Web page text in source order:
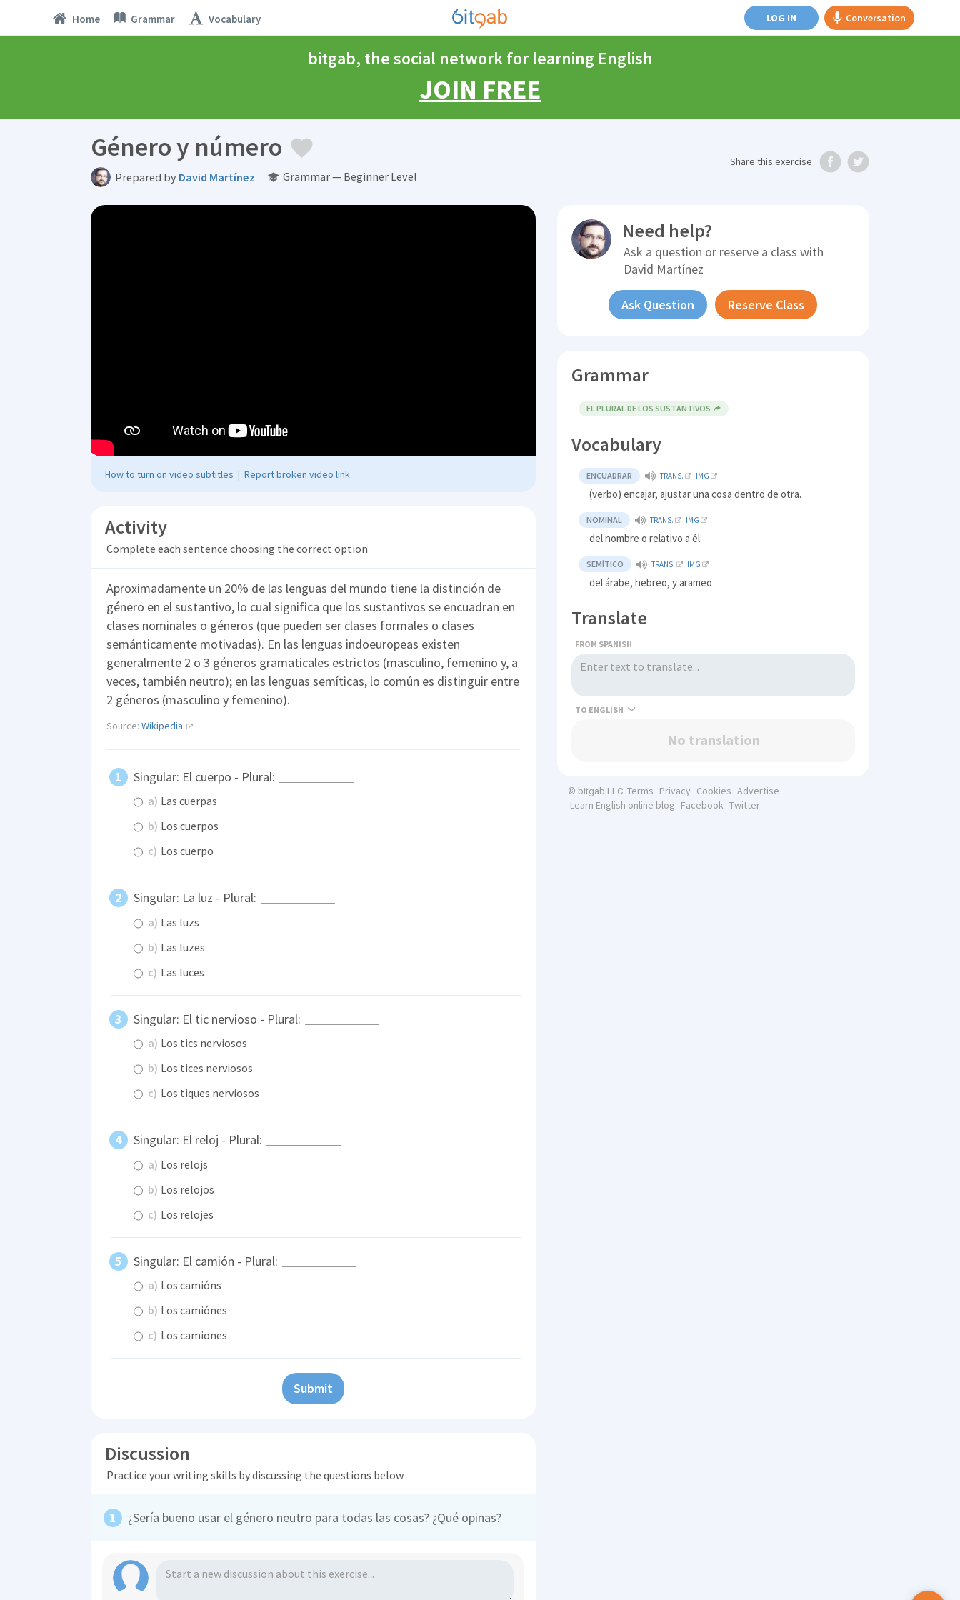
Home Grammar Vocabulary LOG IN Conversation
bitgab, the social network for learning English
JOIN FREE
Género y número
Prepared by David Martínez Grammar — Beginner Level
Share this exercise
How to turn on video subtitles | Report broken video link
Activity
Complete each sentence choosing the correct option
Aproximadamente un 20% de las lenguas del mundo tiene la distinción de
género en el sustantivo, lo cual significa que los sustantivos se encuadran en
clases nominales o géneros (que pueden ser clases formales o clases
semánticamente motivadas). En las lenguas indoeuropeas existen
generalmente 2 o 3 géneros gramaticales estrictos (masculino, femenino y, a
veces, también neutro); en las lenguas semíticas, lo común es distinguir entre
2 géneros (masculino y femenino).
Source: Wikipedia
Singular: El cuerpo - Plural:
a) Las cuerpas
b) Los cuerpos
c) Los cuerpo
Singular: La luz - Plural:
a) Las luzs
b) Las luzes
c) Las luces
Singular: El tic nervioso - Plural:
a) Los tics nerviosos
b) Los tices nerviosos
c) Los tiques nerviosos
Singular: El reloj - Plural:
a) Los relojs
b) Los relojos
c) Los relojes
Singular: El camión - Plural:
a) Los camións
b) Los camiónes
c) Los camiones
Submit
Discussion
Practice your writing skills by discussing the questions below
¿Sería bueno usar el género neutro para todas las cosas? ¿Qué opinas?
Need help?
Ask a question or reserve a class with
David Martínez
Ask Question Reserve Class
Grammar
EL PLURAL DE LOS SUSTANTIVOS
Vocabulary
ENCUADRAR TRANS. IMG
(verbo) encajar, ajustar una cosa dentro de otra.
NOMINAL TRANS. IMG
del nombre o relativo a él.
SEMÍTICO TRANS. IMG
del árabe, hebreo, y arameo
Translate
FROM SPANISH
TO
No translation
© bitgab LLC Terms Privacy Cookies Advertise
Learn English online blog Facebook Twitter